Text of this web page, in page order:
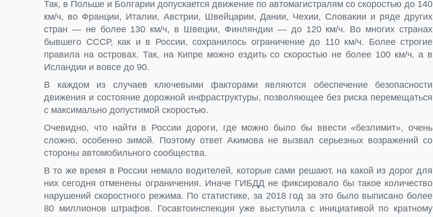
Так, в Польше и Болгарии допускается движение по автомагистралям со скоростью до 140
км/ч, во Франции, Италии, Австрии, Швейцарии, Дании, Чехии, Словакии и ряде других
стран — не более 130 км/ч, в Швеции, Финляндии — до 120 км/ч. Во многих странах
бывшего СССР, как и в России, сохранилось ограничение до 110 км/ч. Более строгие
правила на островах. Так, на Кипре можно ездить со скоростью не более 100 км/ч, а в
Исландии и вовсе до 90.
В каждом из случаев ключевыми факторами являются обеспечение безопасности
движения и состояние дорожной инфраструктуры, позволяющее без риска перемещаться
с максимально допустимой скоростью.
Очевидно, что найти в России дороги, где можно было бы ввести «безлимит», очень
сложно, особенно зимой. Поэтому ответ Акимова не вызвал серьезных возражений со
стороны автомобильного сообщества.
В то же время в России немало водителей, которые сами решают, на какой из дорог для
них сегодня отменены ограничения. Иначе ГИБДД не фиксировало бы такое количество
нарушений скоростного режима. По статистике, за 2018 год за это было выписано более
80 миллионов штрафов. Госавтоинспекция уже выступила с инициативой по кратному